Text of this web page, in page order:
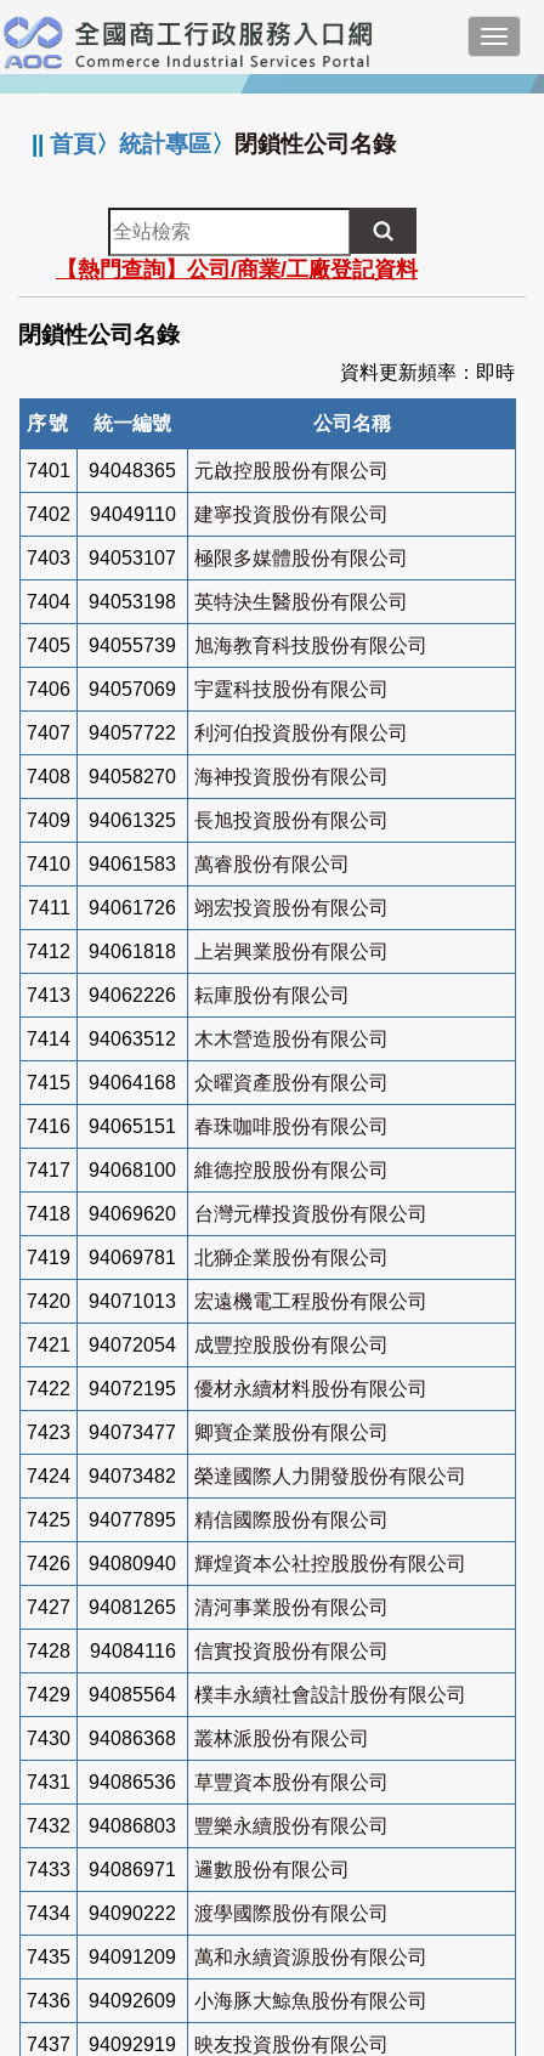
跳
到
主
要
:::
||首頁〉統計專區〉 閉鎖性公司名錄
全
站
檢
索
【熱門查詢】公司/商業/工廠登記資料
閉鎖性公司名錄
資料更新頻率：即時
序號 統一編號 公司名稱
7401 94048365 元啟控股股份有限公司
7402 94049110 建寧投資股份有限公司
7403 94053107 極限多媒體股份有限公司
7404 94053198 英特決生醫股份有限公司
7405 94055739 旭海教育科技股份有限公司
7406 94057069 宇霆科技股份有限公司
7407 94057722 利河伯投資股份有限公司
7408 94058270 海神投資股份有限公司
7409 94061325 長旭投資股份有限公司
7410 94061583 萬睿股份有限公司
7411 94061726 翊宏投資股份有限公司
7412 94061818 上岩興業股份有限公司
7413 94062226 耘庫股份有限公司
7414 94063512 木木營造股份有限公司
7415 94064168 众曜資產股份有限公司
7416 94065151 春珠咖啡股份有限公司
7417 94068100 維德控股股份有限公司
7418 94069620 台灣元樺投資股份有限公司
7419 94069781 北獅企業股份有限公司
7420 94071013 宏遠機電工程股份有限公司
7421 94072054 成豐控股股份有限公司
7422 94072195 優材永續材料股份有限公司
7423 94073477 卿寶企業股份有限公司
7424 94073482 榮達國際人力開發股份有限公司
7425 94077895 精信國際股份有限公司
7426 94080940 輝煌資本公社控股股份有限公司
7427 94081265 清河事業股份有限公司
7428 94084116 信實投資股份有限公司
7429 94085564 樸丰永續社會設計股份有限公司
7430 94086368 叢林派股份有限公司
7431 94086536 草豐資本股份有限公司
7432 94086803 豐樂永續股份有限公司
7433 94086971 邏數股份有限公司
7434 94090222 渡學國際股份有限公司
7435 94091209 萬和永續資源股份有限公司
7436 94092609 小海豚大鯨魚股份有限公司
7437 94092919 映友投資股份有限公司